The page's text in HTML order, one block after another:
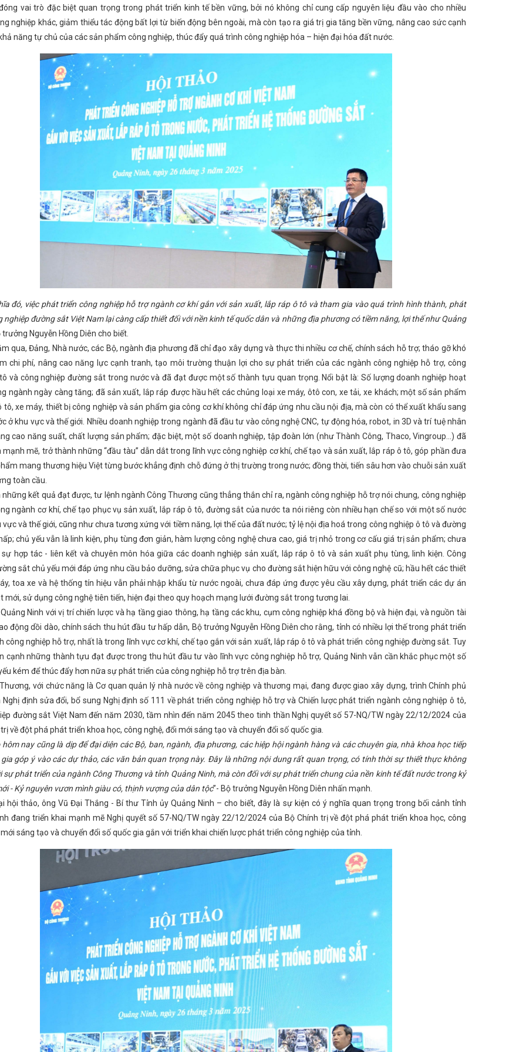
Chính tham quan gian hàng Hà Tĩnh tại Hội chợ mùa Xuân
Công đoàn Công ty CP Cảng Quốc tế Lào Việt phát động
đảng, đảng viên
Người dân cần cảnh giác trước những website giả mạo cơ quan chức năng để lừa đảo
Hà Tĩnh
bổ nhiệm cán bộ
Bộ trưởng Nguyễn Hồng Diên gửi thư chúc mừng nhân dịp 73 năm Ngày truyền thống của ngành
Bộ Tinh gọn bộ máy các cơ quan của Quốc hội
Tổng Lãnh sự nước CHDCND Lào thăm và chúc Tết Đảng bộ,
Tĩnh nhân kỷ niệm 73 năm ngày thành lập ngành Công Thương Việt Nam
Hội nghị khuyến công các tỉnh, thành phố khu vực phía Bắc lần thứ XVIII
Thủ tướng yêu cầu tập trung thực hiện sắp
hoạt động VLNCN của các đơn vị trên địa bàn Hà Tĩnh
Hội nghị kiểm điểm tập thể Đảng ủy, Lãnh đạo sở Công
và chế biến chế tạo năm 2023 tại Đà Nẵng
Công ty Xăng dầu Hà Tĩnh tổ chức tổng kết công tác năm 2022 và Hội nghị
luận về dự án Luật Quản lý và đầu tư vốn nhà nước tại doanh nghiệp
Tuyên truyền doanh nghiệp, hợp tác xã Hà Tĩnh
Kỳ họp thứ 35 HĐND tỉnh Hà Tĩnh: Quyết nghị nhiều nội dung về đầu tư công và chuyển mục đích sử dung rừng
cung cấp điện trong mùa nắng nóng (Theo Đài Phát thanh và Truyền hình Hà Tĩnh)
Thống nhất chủ trương thành lập
minh bạch, lấy người dân làm trung tâm phục vụ
NGÀNH CÔNG THƯƠNG HÀ TĨNH - NHỮNG KẾT QUẢ NỔI BẬT
bố quyết định công nhận CĐCS Công ty TNHH Thương mại tổng hợp Đức Hiếu
Thứ trưởng Nguyễn Hoàng Long thị sát
Tĩnh đóng góp quan trọng vào phát triển kinh tế
Tiếp sức phát triển Logistic và xuất khẩu (Theo Đài Phát thanh và
lên đường thực hiện nghĩa vụ quân sự và Công an nhân dân.
Ủy viên Trung ương Đảng, Quyền Bộ trưởng Bộ Công
ĐỐC SỞ CÔNG THƯƠNG CÁC TỈNH, THÀNH PHỐ, TRỰC THUỘC TRUNG ƯƠNG
Tiêu điểm 10 sự kiện nổi bật ngành
cầu Xuyên Á - Quảng Trị năm 2024 và Chương trình kết nối giao thương giữa các nhà cung cấp khu vực Bắc Trung Bộ
dụng năng lượng tiết kiệm và hiệu quả vào tháng 6/2025
Hà Tĩnh phát động thi trực tuyến tìm hiểu cuộc vận động
Trung Đông
CĐN Công Thương: Sôi nổi các hoạt động ý nghĩa nhân dịp Tết Trung thu
Công đoàn Văn phòng Sở
tiêu biểu và OCOP Hà Tĩnh năm 2024 Có gì tại Lễ hội Cam và các sản phẩm nông nghiệp Hà Tĩnh lần thứ 5?
sản phẩm nông nghiệp, sản phẩm OCOP, sản phẩm công nghiệp nông thôn tiêu biểu, sản phẩm chủ lực của tỉnh năm
trữ năng lượng tại Công ty cổ phần Giải pháp năng lượng Vines Hà Tĩnh
Tập trung hoàn thiền Đề án và tăng cường
phần phát triển kinh tế - xã hội trong thời kỳ mới
Tình hình sản xuất công nghiệp tỉnh Hà Tĩnh tháng 7 và 7 tháng năm
CĐN Công Thương: Chương trình “Tết Sum vầy - Xuân gắn kết”
Bí thư Thường trực Tỉnh ủy Trần Thế Dũng dự Đại hội Đảng bộ phường Trần Phú
Hà Tĩnh hướng đến Chiến dịch Giờ
Tĩnh tổ chức Hội nghị tổng kết hoạt động công đoàn năm 2024, triển khai nhiệm vụ năm 2025
Bế mạc Hội nghị lần thứ
thị sát công trường cao tốc Bắc - Nam qua Hà Tĩnh
Danh sách các khu vực có nguy cơ xảy ra lũ quét trên địa bàn
năm 2024 Sở Công Thương Hà Tĩnh đỡ đầu thôn biên giới xây dựng nông thôn mới
Hà Tĩnh tham gia trưng bày,
ứng, mở rộng thị trường cho sản phẩm Hà Tĩnh
Bộ Chính trị ban hành Nghị quyết xây dựng và phát huy vai trò của đội
hóa cho sản phẩm Hà Tĩnh
gian mạng Sơ đồ tham quan Triển lãm thành tựu đất nước 80 năm
CĐN Công Thương nắm tình hình sản suất
độc lập, tự do
SỞ CÔNG THƯƠNG HÀ TĨNH BÁO CÁO VỀ ĐỀ ÁN PHÁT TRIỂN CÔNG NGHIỆP HỖ TRỢ, CHẾ BIẾN CHẾ TẠO
2025
Hà Tĩnh dừng tổ chức chương trình nghệ thuật và bắn pháo hoa dịp 2/9
Cảnh báo mưa lớn do áp thấp nhiệt
Ngành Công Thương Hà Tĩnh tăng trưởng tích cực trong quý I/2026
Hà Tĩnh tham gia trưng bày gần 50 sản phẩm tiêu
Việt Nam” tại Hà Tĩnh đã trao 21 giải cho các tập thể, cá nhân có thành tích.
Hội nghị Bộ trưởng năng lượng APEC lần
các quy định về công tác đảm bảo an ninh mạng
Đề xuất công nhận 40 sản phẩm công nghiệp nông thôn tiêu biểu
và xúc tiến đầu tư tại Vietnam Expo 2026 Hà Tĩnh trưng bày hơn 50 sản phẩm tiêu biểu tại Quảng Ninh
Hơn 20
nghiệp chuyển đổi số, thúc đẩy tiêu thụ sản phẩm trên các sàn thương mại điện tử
Đảng bộ Sở Công Thương tổ chức
vận chuyển hàng hóa nguy hiểm Thủ tướng yêu cầu giảm thời gian cấp giấy phép lái xe
Triển khai Tuần lễ Thương
nhân lãnh đạo thực hiện nhiệm vụ năm 2024
Chỉ đạo mới của Chính phủ về triển khai thực hiện, vận hành mô hình
chi tiết một số điều của Luật Quản lý, sử dụng vũ khí, vật liệu nổ và công cụ hỗ trợ về vật liệu nổ công nghiệp và tiền chất
trực Ban Bí thư Trần Cẩm Tú và các đại biểu cùng các đồng chí trong Ban Thường vụ Tỉnh ủy Hà Tĩnh
Thương mại
nhanh triển khai các dự án nguồn, lưới điện theo Quy hoạch điện VIII điều chỉnh
Tổng Bí thư Hà Huy Tập - dấu ấn của
Nam ưu tiên dùng hàng Việt Nam”
HĐND các cấp “Sức sống hàng Việt” số 5: Tuần lễ sản phẩm Hà Tĩnh tại Thủ đô
Hà Tĩnh chuẩn bị chu đáo các nội
tham gia giới thiệu hơn 40 sản phẩm tại Sự kiện giới thiệu sản phẩm OCOP gắn với văn hóa các tỉnh Đồng bằng sông Hồng
cáo, chỉ đạo xử lý một số nội dung liên quan đến đầu tư xây dựng hạ tầng cụm công nghiệp trên địa bàn tỉnh
Rà soát kỹ,
hội Đảng các cấp
Rộng cửa đầu tư cho các khu, cụm công nghiệp (Theo Đài Phát thanh - Truyền hình tỉnh Hà Tĩnh)
tra các công trình, dự án trọng điểm và làm việc với BTV Tỉnh ủy Hà Tĩnh
Hà Tĩnh đề xuất cập nhật, bổ sung 8 dự án
tiềm năng, lợi thế cho sản phẩm Hà Tĩnh kết nối, mở rộng thị trường tiêu thụ hàng hoá
Hà Tĩnh sẵn sàng trở thành
hành Đảng bộ tỉnh cho ý kiến nhiều nội dung quan trọng
Hội nghị trực tuyến về ngoại giao kinh tế năm 2023
thi trực tuyến tìm hiểu Chuyển đổi số - Dữ liệu số tạo nên giá trị năm 2023
Hà Tĩnh gần 50 sản phẩm tham gia trưng
Tổ máy số 1 Nhà máy Nhiệt điện có tổng vốn đầu tư 2,2 tỉ USD
Nhiều người dân tri ân, tưởng nhớ Tổng Bí thư Trần Phú
68.000 lượt người thi tìm hiểu “Cuộc vận động người Việt ưu tiên dùng hàng Việt” ở Hà Tĩnh
Cơ hội kết nối cung cầu
phí hơn 17 ngàn tỷ Hà Tĩnh: Tưng bừng lễ hội cam và các sản phẩm nông nghiệp
ASEAN chủ động bàn giải pháp
khai công tác tháng 02 năm 2025 Đại biểu HĐND tỉnh Hà Tĩnh "hiến kế" nhiều giải pháp phát triển
Ngành Công
kiến thức về lĩnh vực hóa chất cho doanh nghiệp Hà Tĩnh
Nhiệt điện Vũng Áng 1 ước đạt doanh thu 7.845 tỷ đồng
thành lập Công đoàn Việt Nam.
Hà Tĩnh tích cực xây dựng nền hành chính chuyên nghiệp, hiện đại, hiệu quả
Đại
Hà Tĩnh trưng bày, giới thiệu hơn 50 sản phẩm OCOP, sản phẩm công nghiệp nông thôn tiêu biểu, đặc trưng tại Hội chợ Công
trực tuyến phổ cập kỹ năng số cho thành viên Tổ chuyển đổi số cộng đồng trên địa bàn tỉnh
Dấu ấn của Tổng Bí thư
hai con số
Bảo đảm cân đối cung cầu, bình ổn thị trường dịp Tết ở Hà Tĩnh
Trang trọng lễ thắp nến tri ân các
đổi xanh
Gỡ khó để thúc đẩy kinh doanh xăng dầu, khí dầu mỏ hóa lỏng
thương mại tại Lào và Thái Lan cho các doanh nghiệp khu vực Bắc Trung Bộ
Thông tin liên quan đến hoạt động của
BIỂU
Hà Tĩnh có 3 nhà giáo trẻ được tuyên dương tiêu biểu cấp Trung ương
Ứng dụng thành công công nghệ
triển kinh tế - xã hội năm 2026
Phân công rõ người, rõ việc, đảm bảo cuộc bầu cử diễn ra thành công tốt đẹp
Các
động lớn.
Những chính sách mới nổi bật có hiệu lực từ tháng 4/2026
Kết nối nhanh – xử lý kịp thời: Hiệu quả bước
Miền Trung – Tây Nguyên
Hà Tĩnh ban hành Chương trình xúc tiến đầu tư năm 2026: Trải thảm đỏ thu hút dự án chất
nối tiêu, mở rộng thị trường thụ hàng hóa
Hoàn thiện các phần việc, sẵn sàng cho lễ kỷ niệm 120 năm Ngày sinh Tổng
ty Sản xuất đầu tư và thương mại TAAD Hà Tĩnh: Nhiều hoạt động chăm lo cho đoàn viên, người lao động
Hà Tĩnh tập
tác của Bộ Công Thương kiểm tra, giám sát việc thực hiện Đề án xử lý, tiêu thụ tro xỉ tại Nhà máy Nhiệt điện Vũng Áng 1
tỉnh ban hành Kế hoạch phát triển hạ tầng số đến năm 2025, định hướng đến năm 2030 trên địa bàn tỉnh Hà Tĩnh
Thông
Tĩnh
Về việc ban hành kế hoạch xét tặng danh hiệu "Nghệ nhân nhân dân", "Nghệ nhân ưu tú" trong lĩnh vực nghề thủ
vực vận chuyển hàng hóa nguy hiểm trên địa bàn tỉnh Hà Tĩnh
Hà Tĩnh ban hành quy định về luân chuyển cán bộ
EXPO 2024
Mời tham gia “Triển lãm Thành phố Hồ Chí Minh và các tỉnh, thành hữu nghị tại Savannakhet lần thứ 4”
kinh doanh theo phương thức đa cấp tại Hà Tĩnh năm 2025
Tăng cường phối hợp giữa Đội Quản lý thị trường số 2 và
dệt Việt Nam”
Đội Quản lý thị trường số 1 xử lý vụ kinh doanh thực phẩm không rõ nguồn gốc, buộc tiêu hủy 116 kg hàng
Bộ – Hà Tĩnh 2025
Kế hoạch khuyến công địa phương tỉnh Hà Tĩnh năm 2026
Quy định về những điều đảng
nhận thức, ý thức chấp hành pháp luật trong kinh doanh mua bán hàng hóa cho bà con vùng biên giới
Tĩnh: Phát hiện, xử lý cơ sở sản xuất, kinh doanh mỡ bẩn
Hà Tĩnh: Phát hiện, tiêu hủy 300kg chà bông không rõ nguồn
chất thuộc phạm vi điều chỉnh của Luật Hóa chất
Nghị định quy định chi tiết và biện pháp để tổ chức, hướng dẫn thi
chi tiết và hướng dẫn thi hành một số điều của Luật Hóa chất và Nghị định số 26/2026/NĐ-CP của Chính phủ quy định chi tiết
quy định chi tiết và hướng dẫn thi hành một số điều của Luật Hóa chất về quản lý hoạt động hóa chất và hóa chất nguy
phủ quy định chi tiết và biện pháp để tổ chức, hướng dẫn thi hành một số điều của Luật Hóa chất về phát triển ngành
huyện Kỳ Anh
Tiếp tục xây dựng nhiều điểm bán hàng Việt Nam cố định tại các địa phương Hà Tĩnh
Trung Quốc thông báo gỡ bỏ tất cả các biện pháp xét nghiệm axit nucleic tại các cửa khẩu đối với hàng hóa nhập khẩu
Phát hiện, tiêu hủy hơn 2,6 tấn nội tạng động vật không rõ nguồn gốc
công nghiệp trên địa bàn tỉnh Hà Tĩnh.
Chính phủ chỉ đạo tiếp tục tháo gỡ vướng mắc pháp lý về an toàn thực phẩm
tới kỷ niệm 95 năm Ngày thành lập Đoàn Thanh niên Cộng sản Hồ Chí Minh
Danh sách doanh nghiệp Hà Tĩnh
đẩy mạnh cải cách thủ tục hành chính, siết chặt kỷ luật kỷ cương
Chi bộ Chi cục Quản lý thị trường tỉnh Hà Tĩnh tổ chức
quyết liệt thực hiện nhiệm vụ sau kỳ nghỉ Tết Nguyên đán Quý Mão năm 2023
Tham gia khảo sát thông tin phục vụ
Chi cục QLTT tăng cường kiểm tra, kiểm soát hoạt động thương mại phục vụ du lịch
MẠI VÀ LOGISTICS TRÊN ĐỊA BÀN TỈNH GIAI ĐOẠN 2026-2030
Hà Tĩnh kiện toàn Tổ công tác liên ngành chống
vai trò đặc biệt quan trọng trong phát triển kinh tế bền vững, bởi nó không chỉ cung cấp nguyên liệu đầu vào cho nhiều
nghiệp khác, giảm thiểu tác động bất lợi từ biến động bên ngoài, mà còn tạo ra giá trị gia tăng bền vững, nâng cao sức cạnh
năng tự chủ của các sản phẩm công nghiệp, thúc đẩy quá trình công nghiệp hóa – hiện đại hóa đất nước.
đó, việc phát triển công nghiệp hỗ trợ ngành cơ khí gắn với sản xuất, lắp ráp ô tô và tham gia vào quá trình hình thành, phát
nghiệp đường sắt Việt Nam lại càng cấp thiết đối với nền kinh tế quốc dân và những địa phương có tiềm năng, lợi thế như Quảng
trưởng Nguyễn Hồng Diên cho biết.
qua, Đảng, Nhà nước, các Bộ, ngành địa phương đã chỉ đạo xây dựng và thực thi nhiều cơ chế, chính sách hỗ trợ; tháo gỡ khó
chi phí, nâng cao năng lực cạnh tranh, tạo môi trường thuận lợi cho sự phát triển của các ngành công nghiệp hỗ trợ, công
và công nghiệp đường sắt trong nước và đã đạt được một số thành tựu quan trọng. Nổi bật là: Số lượng doanh nghiệp hoạt
ngành ngày càng tăng; đã sản xuất, lắp ráp được hầu hết các chủng loại xe máy, ôtô con, xe tải, xe khách; một số sản phẩm
tô, xe máy, thiết bị công nghiệp và sản phẩm gia công cơ khí không chỉ đáp ứng nhu cầu nội địa, mà còn có thể xuất khẩu sang
ở khu vực và thế giới. Nhiều doanh nghiệp trong ngành đã đầu tư vào công nghệ CNC, tự động hóa, robot, in 3D và trí tuệ nhân
cao năng suất, chất lượng sản phẩm; đặc biệt, một số doanh nghiệp, tập đoàn lớn (như Thành Công, Thaco, Vingroup...) đã
mạnh mẽ, trở thành những “đầu tàu” dẫn dắt trong lĩnh vực công nghiệp cơ khí, chế tạo và sản xuất, lắp ráp ô tô, góp phần đưa
mang thương hiệu Việt từng bước khẳng định chỗ đứng ở thị trường trong nước; đồng thời, tiến sâu hơn vào chuỗi sản xuất
toàn cầu.
những kết quả đạt được, tư lệnh ngành Công Thương cũng thẳng thắn chỉ ra, ngành công nghiệp hỗ trợ nói chung, công nghiệp
ngành cơ khí, chế tạo phục vụ sản xuất, lắp ráp ô tô, đường sắt của nước ta nói riêng còn nhiều hạn chế so với một số nước
vực và thế giới, cũng như chưa tương xứng với tiềm năng, lợi thế của đất nước; tỷ lệ nội địa hoá trong công nghiệp ô tô và đường
chủ yếu vẫn là linh kiện, phụ tùng đơn giản, hàm lượng công nghệ chưa cao, giá trị nhỏ trong cơ cấu giá trị sản phẩm; chưa
hợp tác - liên kết và chuyên môn hóa giữa các doanh nghiệp sản xuất, lắp ráp ô tô và sản xuất phụ tùng, linh kiện. Công
sắt chủ yếu mới đáp ứng nhu cầu bảo dưỡng, sửa chữa phục vụ cho đường sắt hiện hữu với công nghệ cũ; hầu hết các thiết
toa xe và hệ thống tín hiệu vẫn phải nhập khẩu từ nước ngoài, chưa đáp ứng được yêu cầu xây dựng, phát triển các dự án
mới, sử dụng công nghệ tiên tiến, hiện đại theo quy hoạch mạng lưới đường sắt trong tương lai.
Ninh với vị trí chiến lược và hạ tầng giao thông, hạ tầng các khu, cụm công nghiệp khá đồng bộ và hiện đại, và nguồn tài
động dồi dào, chính sách thu hút đầu tư hấp dẫn, Bộ trưởng Nguyễn Hồng Diên cho rằng, tỉnh có nhiều lợi thế trong phát triển
công nghiệp hỗ trợ, nhất là trong lĩnh vực cơ khí, chế tạo gắn với sản xuất, lắp ráp ô tô và phát triển công nghiệp đường sắt. Tuy
cạnh những thành tựu đạt được trong thu hút đầu tư vào lĩnh vực công nghiệp hỗ trợ, Quảng Ninh vẫn cần khắc phục một số
kém để thúc đẩy hơn nữa sự phát triển của công nghiệp hỗ trợ trên địa bàn.
với chức năng là Cơ quan quản lý nhà nước về công nghiệp và thương mại, đang được giao xây dựng, trình Chính phủ
Nghị định sửa đổi, bổ sung Nghị định số 111 về phát triển công nghiệp hỗ trợ và Chiến lược phát triển ngành công nghiệp ô tô,
đường sắt Việt Nam đến năm 2030, tầm nhìn đến năm 2045 theo tinh thần Nghị quyết số 57-NQ/TW ngày 22/12/2024 của
trị về đột phá phát triển khoa học, công nghệ, đổi mới sáng tạo và chuyển đổi số quốc gia.
nay cũng là dịp để đại diện các Bộ, ban, ngành, địa phương, các hiệp hội ngành hàng và các chuyên gia, nhà khoa học tiếp
góp ý vào các dự thảo, các văn bản quan trọng này. Đây là những nội dung rất quan trọng, có tính thời sự thiết thực không
sự phát triển của ngành Công Thương và tỉnh Quảng Ninh, mà còn đối với sự phát triển chung của nền kinh tế đất nước trong kỷ
- Kỷ nguyên vươn mình giàu có, thịnh vượng của dân tộc”- Bộ trưởng Nguyễn Hồng Diên nhấn mạnh.
hội thảo, ông Vũ Đại Thắng - Bí thư Tỉnh ủy Quảng Ninh – cho biết, đây là sự kiện có ý nghĩa quan trọng trong bối cảnh tỉnh
đang triển khai mạnh mẽ Nghị quyết số 57-NQ/TW ngày 22/12/2024 của Bộ Chính trị về đột phá phát triển khoa học, công
sáng tạo và chuyển đổi số quốc gia gắn với triển khai chiến lược phát triển công nghiệp của tỉnh.